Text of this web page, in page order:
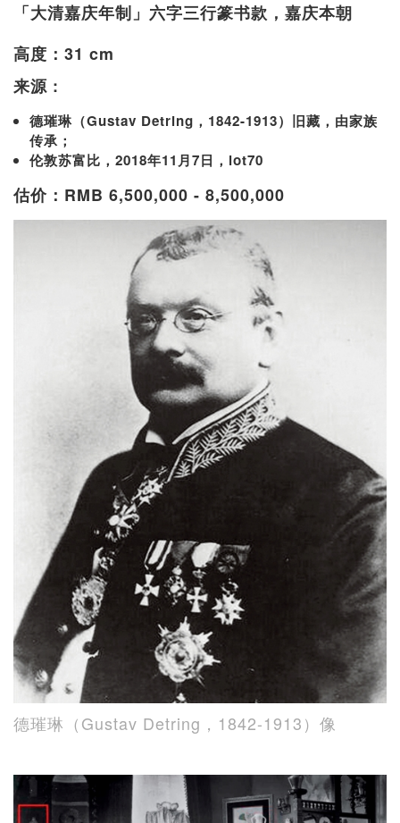
「大清嘉庆年制」六字三行篆书款，嘉庆本朝
高度：31 cm
来源 :
德璀琳（Gustav Detring，1842-1913）旧藏，由家族
传承；
伦敦苏富比，2018年11月7日，lot70
估价：RMB 6,500,000 - 8,500,000
德璀琳（Gustav Detring，1842-1913）像